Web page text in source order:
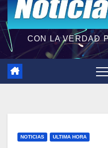
CON LA VERDAD
NOTICIAS ULTIMA HORA